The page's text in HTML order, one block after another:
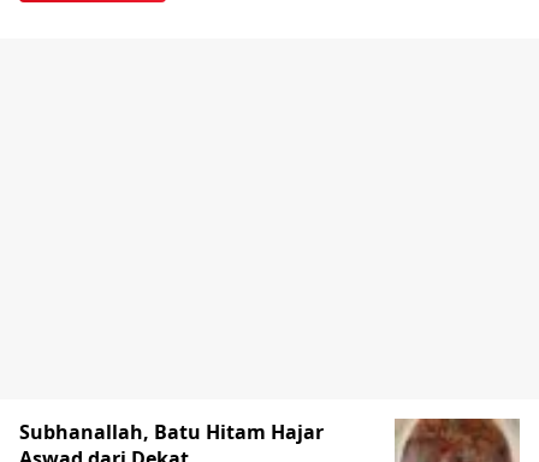
Subhanallah, Batu Hitam Hajar